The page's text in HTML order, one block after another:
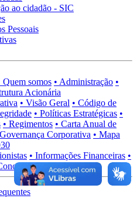
ao cidadão - SIC
Pessoais
Quem somos • Administração •
Acionária
• Visão Geral • Código de
• Políticas Estratégicas •
• Regimentos • Carta Anual de
Corporativa • Mapa
• Informações Financeiras •